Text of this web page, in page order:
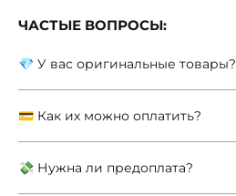
ЧАСТЫЕ ВОПРОСЫ:
💎 У вас оригинальные товары?
💳 Как их можно оплатить?
💸 Нужна ли предоплата?